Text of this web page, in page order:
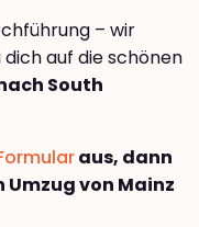
– wir
auf die schönen
South
aus, dann
von Mainz